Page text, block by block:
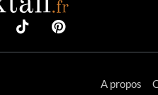
A propos